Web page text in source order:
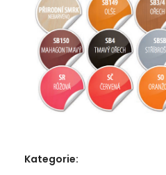
Kategorie: